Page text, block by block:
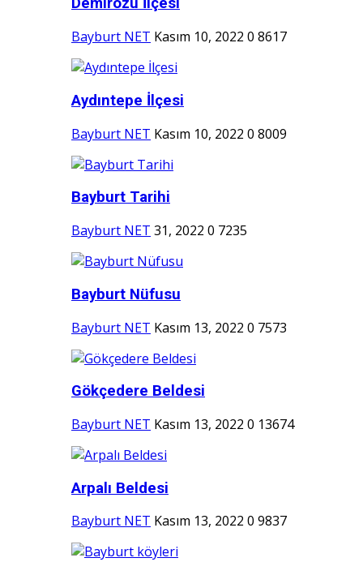
Demirözü İlçesi
Bayburt NET Kasım 10, 2022 0 8617
Aydıntepe İlçesi
Bayburt NET Kasım 10, 2022 0 8009
Bayburt Tarihi
Bayburt NET 31, 2022 0 7235
Bayburt Nüfusu
Bayburt NET Kasım 13, 2022 0 7573
Gökçedere Beldesi
Bayburt NET Kasım 13, 2022 0 13674
Arpalı Beldesi
Bayburt NET Kasım 13, 2022 0 9837